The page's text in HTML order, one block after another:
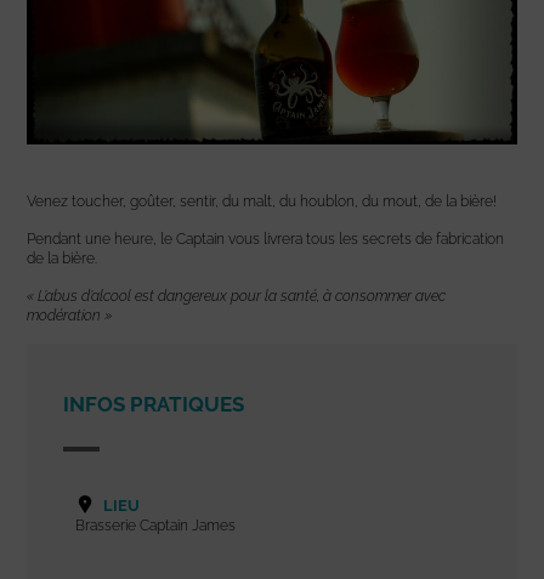
Venez toucher, goûter, sentir, du malt, du houblon, du mout, de la bière!
Pendant une heure, le Captain vous livrera tous les secrets de fabrication
de la bière.
« L’abus d’alcool est dangereux pour la santé, à consommer avec
modération »
INFOS PRATIQUES
LIEU
Brasserie Captain James